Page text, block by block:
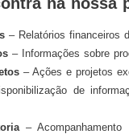
– Relatórios financeiros
– Informações sobre
– Ações e projetos
de
–